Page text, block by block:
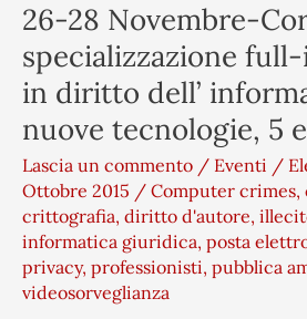
26-28 Novembre-
specializzazione
in diritto dell’
nuove tecnologie, 5
Lascia un commento / Eventi /
Ottobre 2015 / Computer crimes,
crittografia, diritto d'autore,
informatica giuridica, posta
privacy, professionisti, pubblica
videosorveglianza
26-
Novembre-
Corso
di
specializzazione
full-
immersion
in
diritto
dell’